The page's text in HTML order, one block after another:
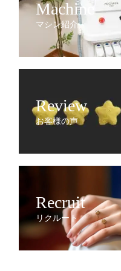
Machine
マシン紹介
Review
お客様の声
Recruit
リクルート